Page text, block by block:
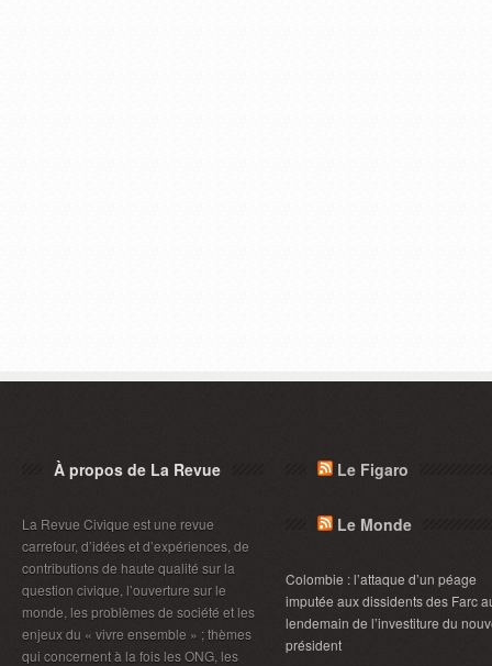
À propos de La Revue
La Revue Civique est une revue
carrefour, d’idées et d’expériences, de
contributions de haute qualité sur la
question civique, l’ouverture sur le
monde, les problèmes de société et les
enjeux du « vivre ensemble » ; thèmes
qui concernent à la fois les ONG, les
Le Figaro
Le Monde
Colombie : l’attaque d’un péage
imputée aux dissidents des Farc
lendemain de l’investiture du
président